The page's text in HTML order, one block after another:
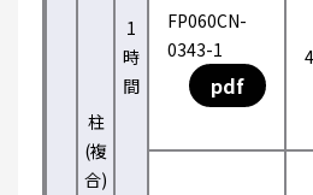
柱
(複
合)
1
時
間
FP060CN-
0343-1
pdf